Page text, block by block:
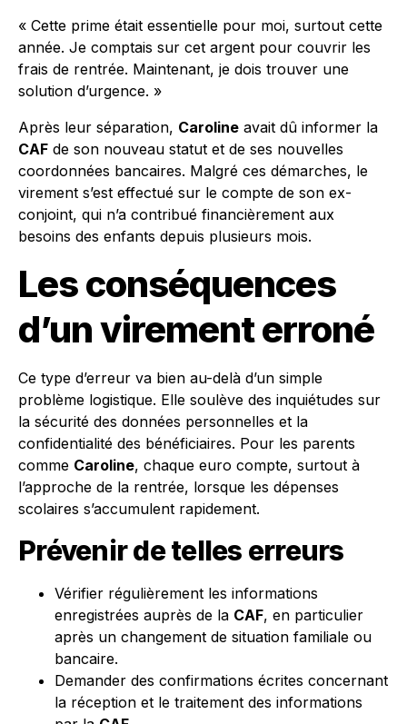
« Cette prime était essentielle pour moi, surtout cette
année. Je comptais sur cet argent pour couvrir les
frais de rentrée. Maintenant, je dois trouver une
solution d’urgence. »
Après leur séparation, Caroline avait dû informer la
CAF de son nouveau statut et de ses nouvelles
coordonnées bancaires. Malgré ces démarches, le
virement s’est effectué sur le compte de son ex-
conjoint, qui n’a contribué financièrement aux
besoins des enfants depuis plusieurs mois.
Les conséquences
d’un virement erroné
Ce type d’erreur va bien au-delà d’un simple
problème logistique. Elle soulève des inquiétudes sur
la sécurité des données personnelles et la
confidentialité des bénéficiaires. Pour les parents
comme Caroline, chaque euro compte, surtout à
l’approche de la rentrée, lorsque les dépenses
scolaires s’accumulent rapidement.
Prévenir de telles erreurs
Vérifier régulièrement les informations
enregistrées auprès de la CAF, en particulier
après un changement de situation familiale ou
bancaire.
Demander des confirmations écrites concernant
la réception et le traitement des informations